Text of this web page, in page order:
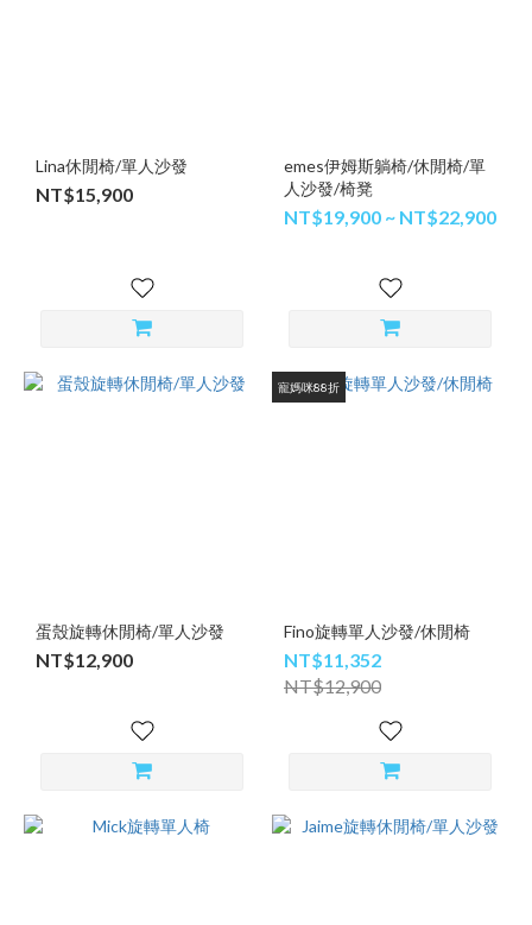
Lina休閒椅/單人沙發
NT$15,900
emes伊姆斯躺椅/休閒椅/單
人沙發/椅凳
NT$19,900 ~ NT$22,900
蛋殼旋轉休閒椅/單人沙發
NT$12,900
寵媽咪88折
Fino旋轉單人沙發/休閒椅
NT$11,352
NT$12,900